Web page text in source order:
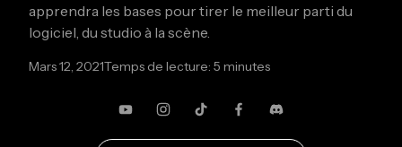
apprendra les bases pour tirer le meilleur parti du
logiciel, du studio à la scène.
Mars 12, 2021Temps de lecture: 5 minutes
YouTubeInstagram
TikTokFacebook
Discorde